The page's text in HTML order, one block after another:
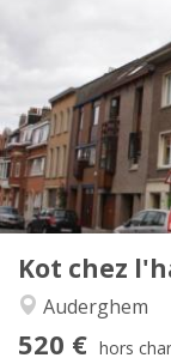
Kot chez
Auderghem
520 € hors